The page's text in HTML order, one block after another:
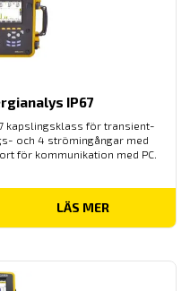
IP67
kapslingsklass för transient-
och 4 strömingångar med
för kommunikation med PC.
LÄS MER